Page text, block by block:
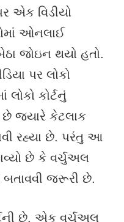
એક વિડીયો
ઓનલાઈ
જોઇન થયો હતો.
પર લોકો
લોકો કોર્ટનું
જ્યારે કેટલાક
રહ્યા છે. પરંતુ આ
છે કે વર્ચુઅલ
બતાવવી જરૂરી છે.
છે. એક વર્ચુઅલ